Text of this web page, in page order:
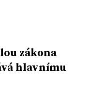
zákona
hlavnímu